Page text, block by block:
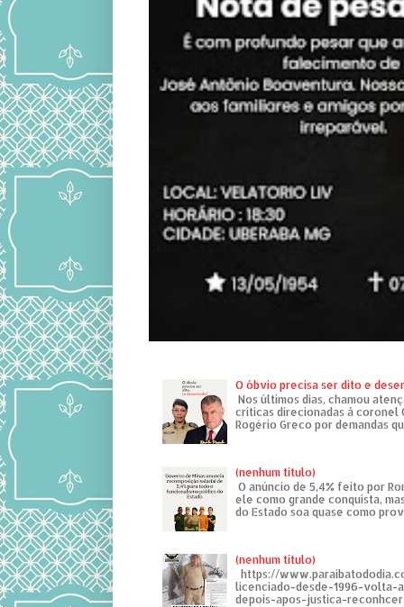
O óbvio precisa ser dito e
Nos últimos dias, chamou
críticas direcionadas à coronel
Rogério Greco por demandas
(nenhum título)
O anúncio de 5,4% feito por
ele como grande conquista,
do Estado soa quase como
(nenhum título)
https://
licenciado-desde-1996-volta-
depois-apos-justica-